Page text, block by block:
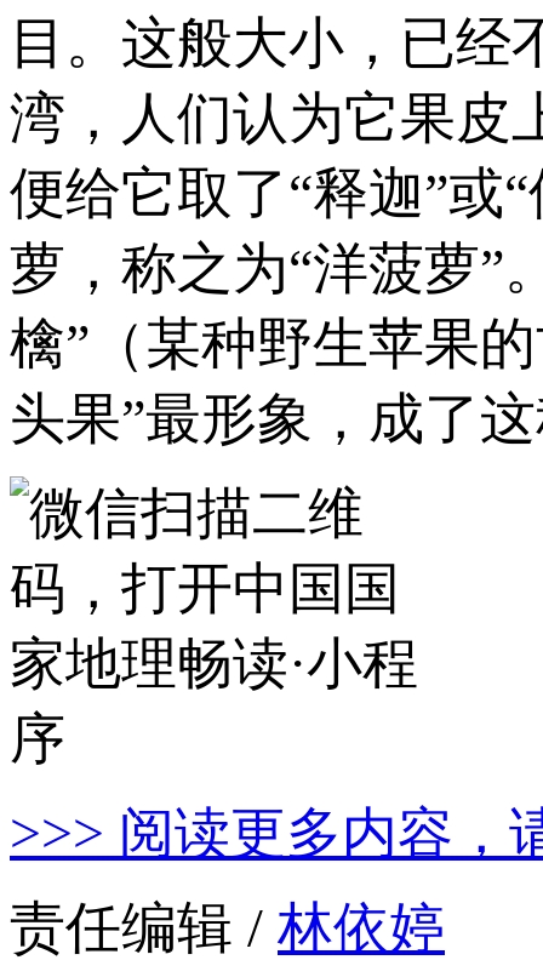
目。这般大小，已经
湾，人们认为它果皮
便给它取了“释迦”或
萝，称之为“洋菠萝”
檎”（某种野生苹果
头果”最形象，成了
>>> 阅读更多内容，
责任编辑 / 林依婷